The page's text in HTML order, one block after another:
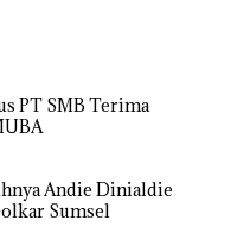
PT SMB Terima
Andie Dinialdie
Sumsel